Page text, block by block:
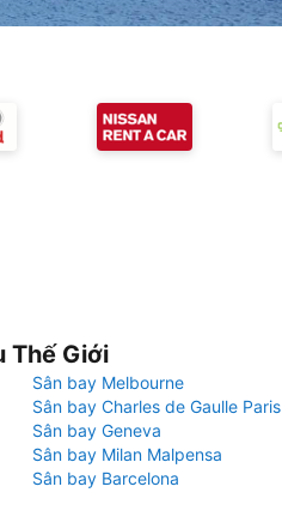
Thế Giới
Sân bay Melbourne
Sân bay Charles de Gaulle Paris
Sân bay Geneva
Sân bay Milan Malpensa
Sân bay Barcelona